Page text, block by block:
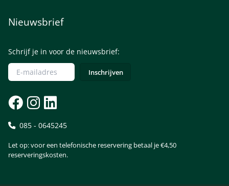
Nieuwsbrief
Schrijf je in voor de nieuwsbrief:
085 - 0645245
Let op: voor een telefonische reservering betaal je €4,50
reserveringskosten.